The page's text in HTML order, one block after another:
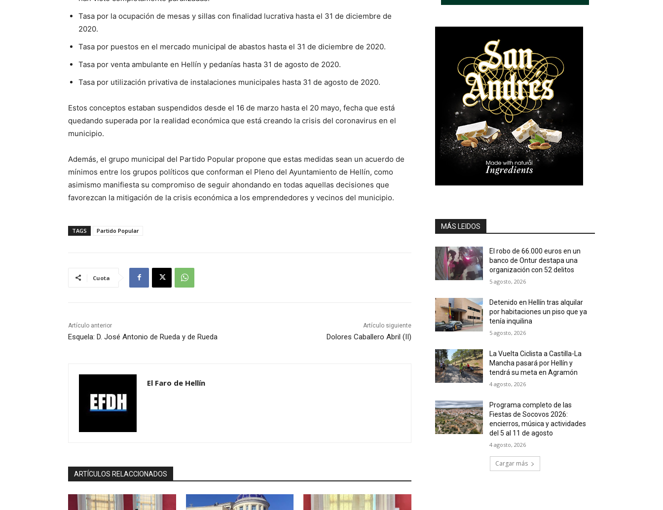
Tasa por la ocupación de mesas y sillas con finalidad lucrativa hasta el 31 de diciembre de
2020.
Tasa por puestos en el mercado municipal de abastos hasta el 31 de diciembre de 2020.
Tasa por venta ambulante en Hellín y pedanías hasta 31 de agosto de 2020.
Tasa por utilización privativa de instalaciones municipales hasta 31 de agosto de 2020.
Estos conceptos estaban suspendidos desde el 16 de marzo hasta el 20 mayo, fecha que está
quedando superada por la realidad económica que está creando la crisis del coronavirus en el
municipio.
Además, el grupo municipal del Partido Popular propone que estas medidas sean un acuerdo de
mínimos entre los grupos políticos que conforman el Pleno del Ayuntamiento de Hellín, como
asimismo manifiesta su compromiso de seguir ahondando en todas aquellas decisiones que
favorezcan la mitigación de la crisis económica a los emprendedores y vecinos del municipio.
TAGS Partido Popular
Cuota
Artículo anterior
Esquela: D. José Antonio de Rueda y de Rueda
Artículo siguiente
Dolores Caballero Abril (II)
El Faro de Hellín
ARTÍCULOS RELACCIONADOS
MÁS LEIDOS
El robo de 66.000 euros en un
banco de Ontur destapa una
organización con 52 delitos
5 agosto, 2026
Detenido en Hellín tras alquilar
por habitaciones un piso que ya
tenía inquilina
5 agosto, 2026
La Vuelta Ciclista a Castilla-La
Mancha pasará por Hellín y
tendrá su meta en Agramón
4 agosto, 2026
Programa completo de las
Fiestas de Socovos 2026:
encierros, música y actividades
del 5 al 11 de agosto
4 agosto, 2026
Cargar más